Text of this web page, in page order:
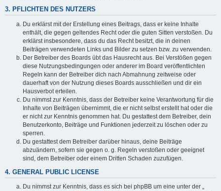
3. PFLICHTEN DES NUTZERS
Du erklärst mit der Erstellung eines Beitrags, dass er keine Inhalte
enthält, die gegen geltendes Recht oder die guten Sitten verstoßen. Du
erklärst insbesondere, dass du das Recht besitzt, die in deinen
Beiträgen verwendeten Links und Bilder zu setzen bzw. zu verwenden.
Der Betreiber des Boards übt das Hausrecht aus. Bei Verstößen gegen
diese Nutzungsbedingungen oder anderer im Board veröffentlichten
Regeln kann der Betreiber dich nach Abmahnung zeitweise oder
dauerhaft von der Nutzung dieses Boards ausschließen und dir ein
Hausverbot erteilen.
Du nimmst zur Kenntnis, dass der Betreiber keine Verantwortung für die
Inhalte von Beiträgen übernimmt, die er nicht selbst erstellt hat oder die
er nicht zur Kenntnis genommen hat. Du gestattest dem Betreiber, dein
Benutzerkonto, Beiträge und Funktionen jederzeit zu löschen oder zu
sperren.
Du gestattest dem Betreiber darüber hinaus, deine Beiträge
abzuändern, sofern sie gegen o. g. Regeln verstoßen oder geeignet
sind, dem Betreiber oder einem Dritten Schaden zuzufügen.
4. GENERAL PUBLIC LICENSE
Du nimmst zur Kenntnis, dass es sich bei phpBB um eine unter der „